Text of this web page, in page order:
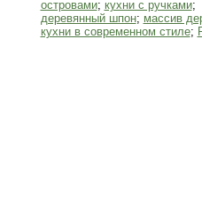
островами; кухни с ручками;
деревянный шпон; массив
кухни в современном стиле;